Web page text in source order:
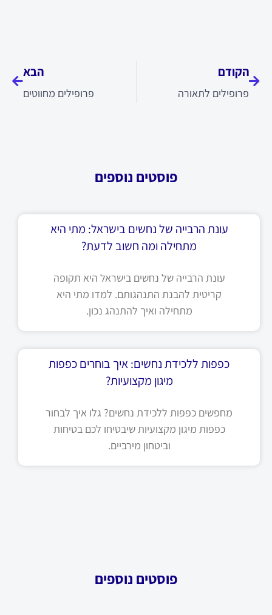
הקודם
פרופילים לתאורה
הבא
פרופילים מחווטים
פוסטים נוספים
עונת הרבייה של נחשים בישראל: מתי היא
מתחילה ומה חשוב לדעת?
עונת הרבייה של נחשים בישראל היא תקופה
קריטית להבנת התנהגותם. למדו מתי היא
מתחילה ואיך להתנהג נכון.
כפפות ללכידת נחשים: איך בוחרים כפפות
מיגון מקצועיות?
מחפשים כפפות ללכידת נחשים? גלו איך לבחור
כפפות מיגון מקצועיות שיבטיחו לכם בטיחות
וביטחון מירביים.
פוסטים נוספים